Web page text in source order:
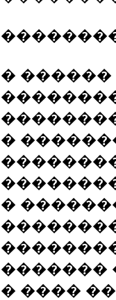
�
�
�
�������
� ����